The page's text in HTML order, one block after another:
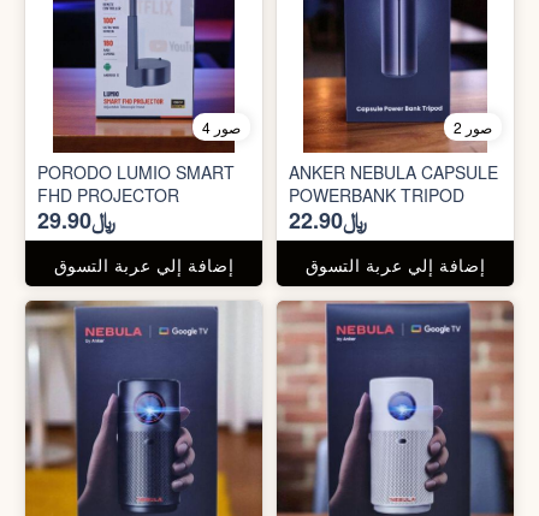
4 صور
PORODO LUMIO SMART
FHD PROJECTOR
﷼29.90
إضافة إلي عربة التسوق
2 صور
ANKER NEBULA CAPSULE
POWERBANK TRIPOD
﷼22.90
إضافة إلي عربة التسوق